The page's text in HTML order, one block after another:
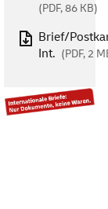
(PDF, 86 KB)
Brief/
Int. (PDF, 2